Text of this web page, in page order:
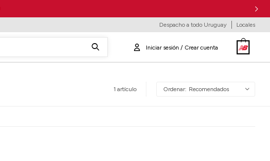
Despacho a todo Uruguay Locales
1 artículo Recomendados